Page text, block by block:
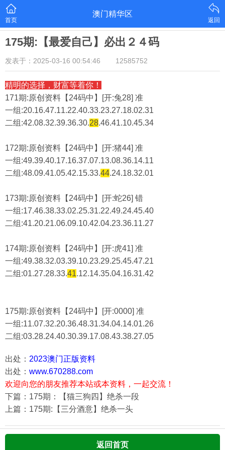
首页
澳门精华区
返回
175期:【最爱自己】必出２４码
发表于：2025-03-16 00:54:46 12585752
精明的选择，财富等着你！
171期:原创资料【24码中】[开:兔28] 准
一组:20.16.47.11.22.40.33.23.27.18.02.31
二组:42.08.32.39.36.30.28.46.41.10.45.34
172期:原创资料【24码中】[开:猪44] 准
一组:49.39.40.17.16.37.07.13.08.36.14.11
二组:48.09.41.05.42.15.33.44.24.18.32.01
173期:原创资料【24码中】[开:蛇26] 错
一组:17.46.38.33.02.25.31.22.49.24.45.40
二组:41.20.21.06.09.10.42.04.23.36.11.27
174期:原创资料【24码中】[开:虎41] 准
一组:49.38.32.03.39.10.23.29.25.45.47.21
二组:01.27.28.33.41.12.14.35.04.16.31.42
175期:原创资料【24码中】[开:0000] 准
一组:11.07.32.20.36.48.31.34.04.14.01.26
二组:03.28.24.40.30.39.17.08.43.38.27.05
出处： 2023澳门正版资料
出处： www.670288.com
欢迎向您的朋友推荐本站或本资料，一起交流！
下篇：175期：【猫三狗四】绝杀一段
上篇：175期:【三分酒意】绝杀一头
返回首页